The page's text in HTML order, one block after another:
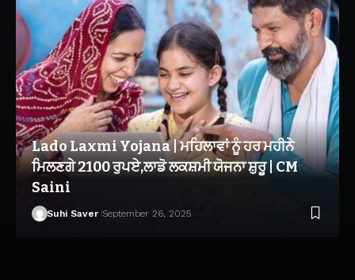
Lado Laxmi Yojana | ਮਹਿਲਾਵਾਂ ਨੂੰ ਹਰ ਮਹੀਨੇ
ਮਿਲਣਗੇ 2100 ਰੁਪਏ,ਲਾਡੋ ਲਕਸ਼ਮੀ ਯੋਜਨਾ ਸ਼ੁਰੂ | CM
Saini
Suhi Saver September 26, 2025